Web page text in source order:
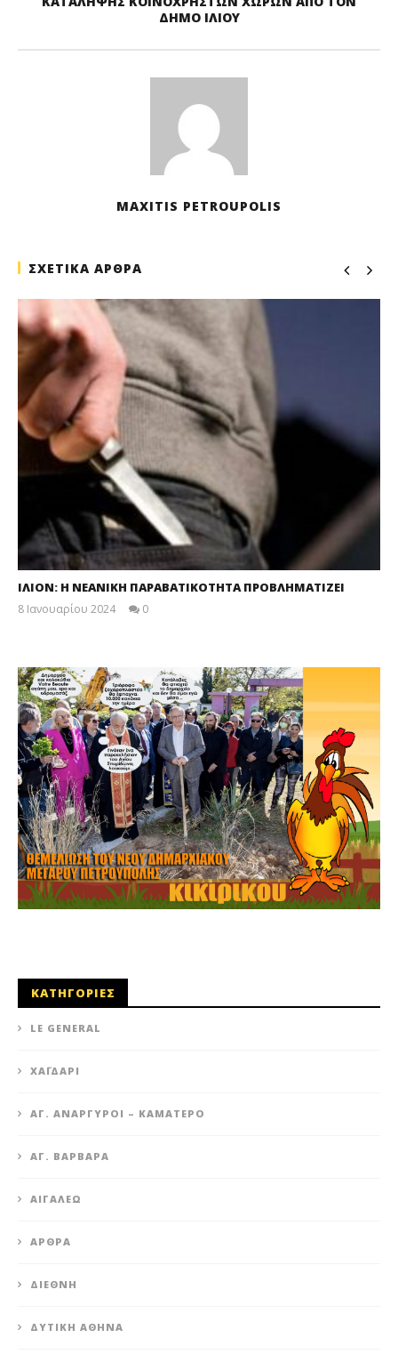
ΔΗΜΟ ΙΛΙΟΥ
MAXITIS PETROUPOLIS
ΣΧΕΤΙΚΑ ΑΡΘΡΑ
ΙΛΙΟΝ: Η ΝΕΑΝΙΚΗ ΠΑΡΑΒΑΤΙΚΟΤΗΤΑ ΠΡΟΒΛΗΜΑΤΙΖΕΙ
8 Ιανουαρίου 2024
0
ΚΑΤΗΓΟΡΙΕΣ
LE GENERAL
XΑΪΔΆΡΙ
ΆΓ. ΑΝΆΡΓΥΡΟΙ – KΑΜΑΤΕΡΌ
ΑΓ. ΒΑΡΒΆΡΑ
ΑΙΓΆΛΕΩ
ΆΡΘΡΑ
ΔΙΕΘΝΉ
ΔΥΤΙΚΉ ΑΘΉΝΑ